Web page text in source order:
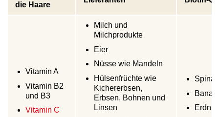
die Haare
Vitamin A
Vitamin B2
und B3
Vitamin C
Milch und
Milchprodukte
Eier
Nüsse wie Mandeln
Hülsenfrüchte wie
Kichererbsen,
Erbsen, Bohnen und
Linsen
Spinat